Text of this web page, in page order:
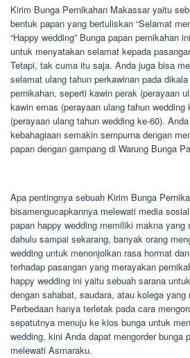
Kirim Bunga Pernikahan Makassar yaitu
bentuk papan yang bertuliskan “Selamat
“Happy wedding” Bunga papan pernikahan
untuk menyatakan selamat kepada
Tetapi, tak cuma itu saja. Anda juga bisa
selamat ulang tahun perkawinan pada
pernikahan, seperti kawin perak (perayaan
kawin emas (perayaan ulang tahun
(perayaan ulang tahun wedding ke-60).
kebahagiaan semakin sempurna dengan
papan dengan gampang di Warung Bunga
Apa pentingnya sebuah Kirim Bunga
bisamengucapkannya melewati media
papan happy wedding memiliki makna
dahulu sampai sekarang, banyak orang
wedding untuk menonjolkan rasa hormat
terhadap pasangan yang merayakan
happy wedding ini yaitu sebuah sarana
dengan sahabat, saudara, atau kolega yang
Perbedaan hanya terletak pada cara
sepatutnya menuju ke kios bunga untuk
wedding, kini Anda dapat mengorder bunga
melewati Asmaraku.